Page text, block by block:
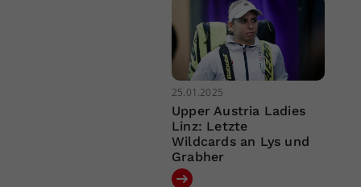
25.01.2025
Upper Austria Ladies
Linz: Letzte
Wildcards an Lys und
Grabher